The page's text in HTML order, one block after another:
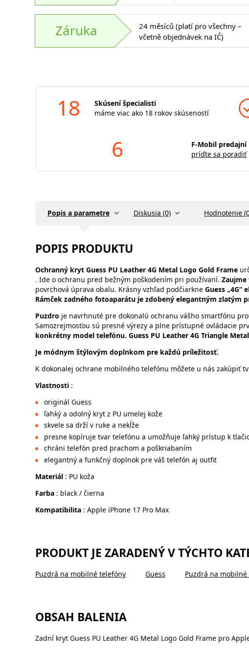
Záruka
24 měsíců (platí pro všechny –
včetně objednávek na IČ)
18
Skúsení špecialisti
máme viac ako 18 rokov skúseností
6
F-Mobil predajní
príďte sa poradiť
Popis a parametre Diskusia (0) Hodnotenie
POPIS PRODUKTU
Ochranný kryt Guess PU Leather 4G Metal Logo Gold Frame
. Ide o ochranu pred bežným poškodením pri používaní. Zaujme
povrchová úprava obalu. Krásny vzhľad podčiarkne Guess „4G“
Rámček zadného fotoaparátu je zdobený elegantným zlatým
Puzdro je navrhnuté pre dokonalú ochranu vášho smartfónu
Samozrejmosťou sú presné výrezy a plne prístupné ovládacie
konkrétny model telefónu. Guess PU Leather 4G Triangle
Je módnym štýlovým doplnkom pre každú príležitosť.
K dokonalej ochrane mobilného telefónu môžete u nás zakúpiť
Vlastnosti :
originál Guess
ľahký a odolný kryt z PU umelej kože
skvele sa drží v ruke a nekĺže
presne kopíruje tvar telefónu a umožňuje ľahký prístup k
chráni telefón pred prachom a poškriabaním
elegantný a funkčný doplnok pre váš telefón aj outfit
Materiál : PU koža
Farba : black / čierna
Kompatibilita : Apple iPhone 17 Pro Max
PRODUKT JE ZARADENÝ V TÝCHTO
Puzdrá na mobilné telefóny Guess Puzdrá na mobilné
OBSAH BALENIA
Zadní kryt Guess PU Leather 4G Metal Logo Gold Frame pro